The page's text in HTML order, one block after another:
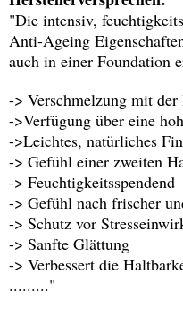
"Die intensiv,
Anti-Ageing
auch in einer Foundation
-> Verschmelzung mit der
->Verfügung über eine
->Leichtes, natürliches
-> Gefühl einer zweiten
-> Feuchtigkeitsspendend
-> Gefühl nach frischer
-> Schutz vor
-> Sanfte Glättung
-> Verbessert die
........."